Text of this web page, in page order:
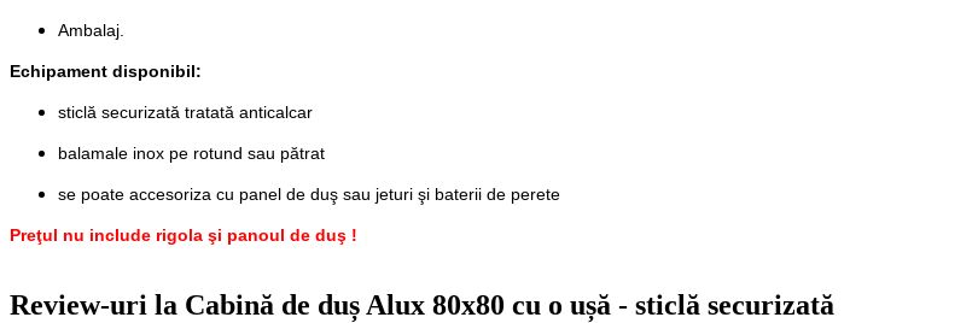
Ambalaj.
Echipament disponibil:
sticlă securizată tratată anticalcar
balamale inox pe rotund sau pătrat
se poate accesoriza cu panel de duş sau jeturi şi baterii de perete
Preţul nu include rigola şi panoul de duş !
Review-uri la Cabină de duș Alux 80x80 cu o ușă - sticlă securizată